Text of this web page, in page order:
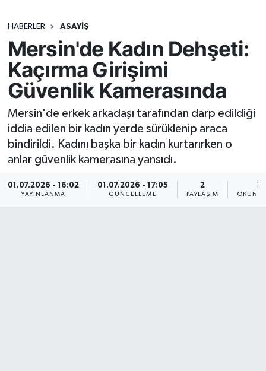
HABERLER ASAYIŞ
Mersin'de Kadın Dehşeti:
Kaçırma Girişimi
Güvenlik Kamerasında
Mersin'de erkek arkadaşı tarafından darp edildiği
iddia edilen bir kadın yerde sürüklenip araca
bindirildi. Kadını başka bir kadın kurtarırken o
anlar güvenlik kamerasına yansıdı.
01.07.2026 - 16:02
YAYINLANMA
01.07.2026 - 17:05
GÜNCELLEME
2
PAYLAŞIM
2
Ekonomi
Gündem
Kültür-Sanat
Resmi İlan
Sağlık
Siyaset
Haber Arşivi